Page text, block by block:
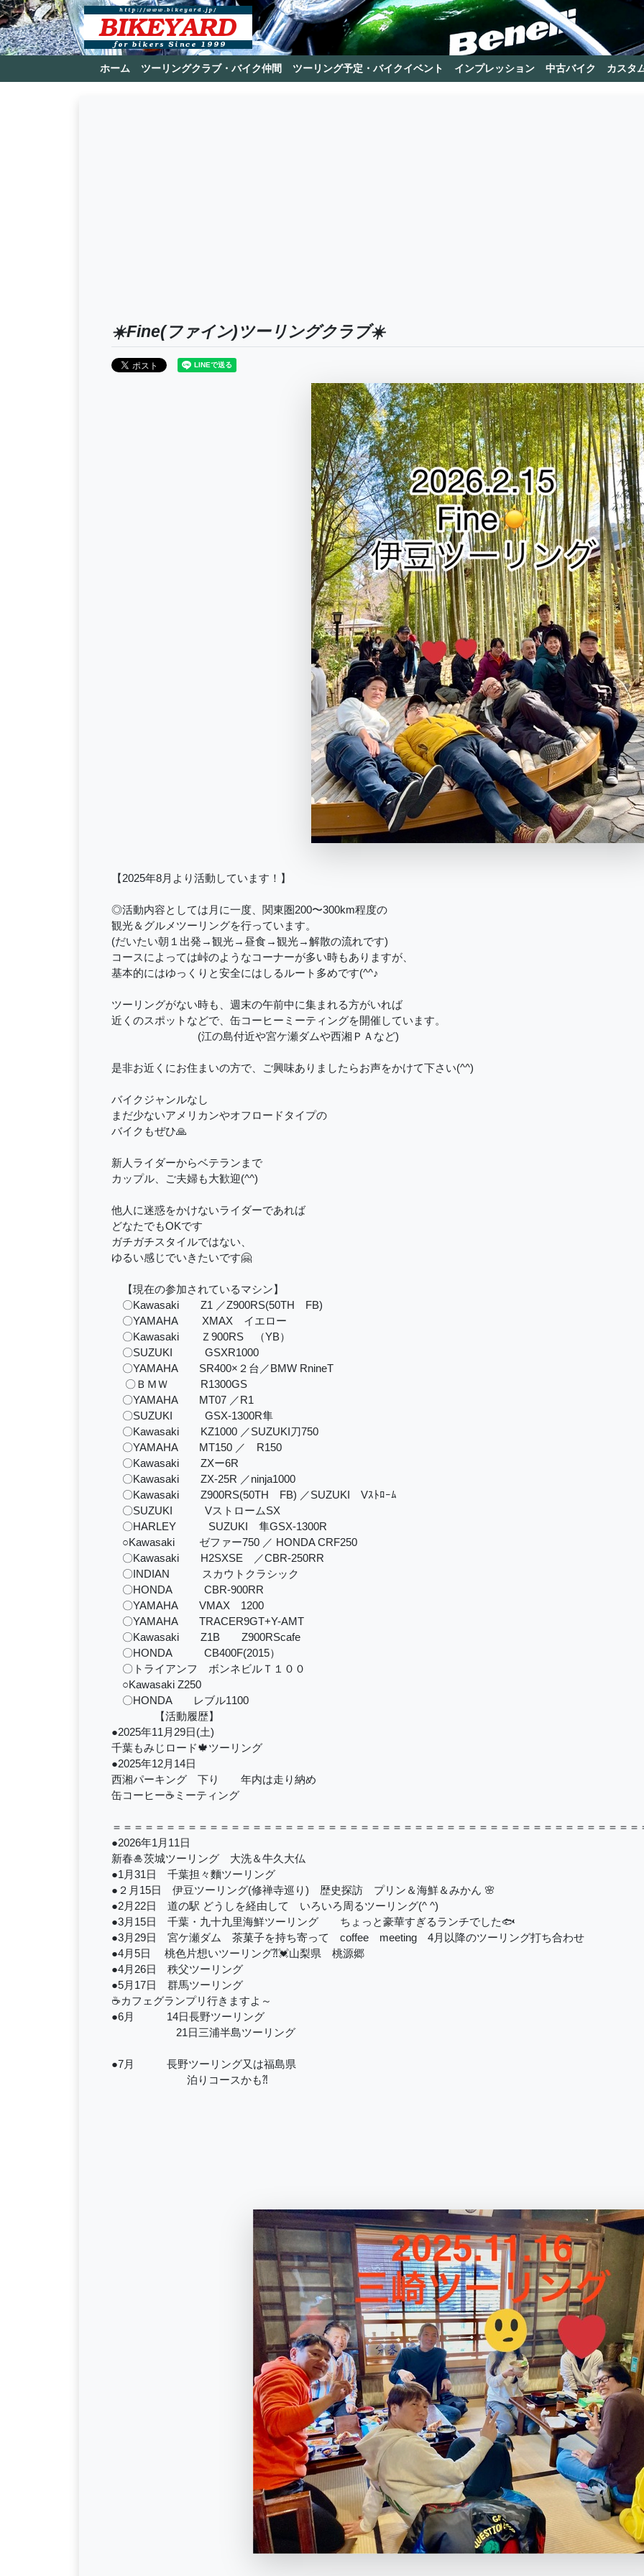
ホーム ツーリングクラブ・バイク仲間 ツーリング予定・バイクイベント インプレッション 中古バイク カスタ
☀️Fine(ファイン)ツーリングクラブ☀️
【2025年8月より活動しています！】
◎活動内容としては月に一度、関東圏200〜300km程度の
観光＆グルメツーリングを行っています。
(だいたい朝１出発→観光→昼食→観光→解散の流れです)
コースによっては峠のようなコーナーが多い時もありますが、
基本的にはゆっくりと安全にはしるルート多めです(^^♪
ツーリングがない時も、週末の午前中に集まれる方がいれば
近くのスポットなどで、缶コーヒーミーティングを開催しています。
(江の島付近や宮ケ瀬ダムや西湘ＰＡなど)
是非お近くにお住まいの方で、ご興味ありましたらお声をかけて下さい(^^)
バイクジャンルなし
まだ少ないアメリカンやオフロードタイプの
バイクもぜひ🙏
新人ライダーからベテランまで
カップル、ご夫婦も大歓迎(^^)
他人に迷惑をかけないライダーであれば
どなたでもOKです
ガチガチスタイルではない、
ゆるい感じでいきたいです🤗
【現在の参加されているマシン】
〇Kawasaki Z1 ／Z900RS(50TH FB)
〇YAMAHA XMAX イエロー
〇Kawasaki Ｚ900RS （YB）
〇SUZUKI GSXR1000
〇YAMAHA SR400×２台／BMW RnineT
〇ＢＭＷ R1300GS
〇YAMAHA MT07 ／R1
〇SUZUKI GSX-1300R隼
〇Kawasaki KZ1000 ／SUZUKI刀750
〇YAMAHA MT150 ／ R150
〇Kawasaki ZXー6R
〇Kawasaki ZX-25R ／ninja1000
〇Kawasaki Z900RS(50TH FB) ／SUZUKI Vｽﾄﾛｰﾑ
〇SUZUKI VストロームSX
〇HARLEY SUZUKI 隼GSX-1300R
○Kawasaki ゼファー750 ／ HONDA CRF250
〇Kawasaki H2SXSE ／CBR-250RR
〇INDIAN スカウトクラシック
〇HONDA CBR-900RR
〇YAMAHA VMAX 1200
〇YAMAHA TRACER9GT+Y-AMT
〇Kawasaki Z1B Z900RScafe
〇HONDA CB400F(2015）
〇トライアンフ ボンネビルＴ１００
○Kawasaki Z250
〇HONDA レブル1100
【活動履歴】
●2025年11月29日(土)
千葉もみじロード🍁ツーリング
●2025年12月14日
西湘パーキング 下り 年内は走り納め
缶コーヒー☕ミーティング
＝＝＝＝＝＝＝＝＝＝＝＝＝＝＝＝＝＝＝＝＝＝＝＝＝＝＝＝＝＝＝＝＝＝＝＝＝＝＝＝＝＝＝＝＝＝＝＝＝
●2026年1月11日
新春🎍茨城ツーリング 大洗＆牛久大仏
●1月31日 千葉担々麵ツーリング
●２月15日 伊豆ツーリング(修禅寺巡り) 歴史探訪 プリン＆海鮮＆みかん 🌸
●2月22日 道の駅 どうしを経由して いろいろ周るツーリング(^ ^)
●3月15日 千葉・九十九里海鮮ツーリング ちょっと豪華すぎるランチでした🐟
●3月29日 宮ケ瀬ダム 茶菓子を持ち寄って coffee meeting 4月以降のツーリング打ち合わせ
●4月5日 桃色片想いツーリング⁈💓山梨県 桃源郷
●4月26日 秩父ツーリング
●5月17日 群馬ツーリング
☕カフェグランプリ行きますよ～
●6月 14日長野ツーリング
21日三浦半島ツーリング
●7月 長野ツーリング又は福島県
泊りコースかも⁈